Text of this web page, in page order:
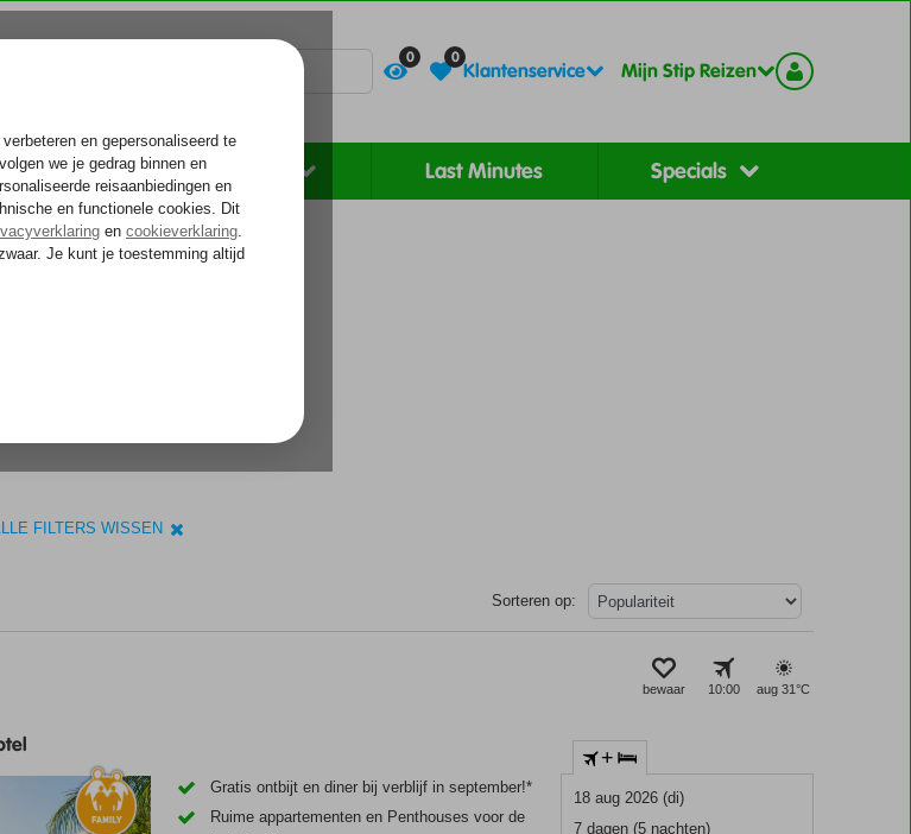
0 0
Klantenservice Mijn Stip Reizen
Zonvakantie Last Minutes Specials
Voelt als thuiskomen...
FILTERS WISSEN
Sorteren op:
bewaar 10:00 aug 31°C
Gratis ontbijt en diner bij verblijf in september!*
Ruime appartementen en Penthouses voor de
+
18 aug 2026 (di)
7 dagen (5 nachten)